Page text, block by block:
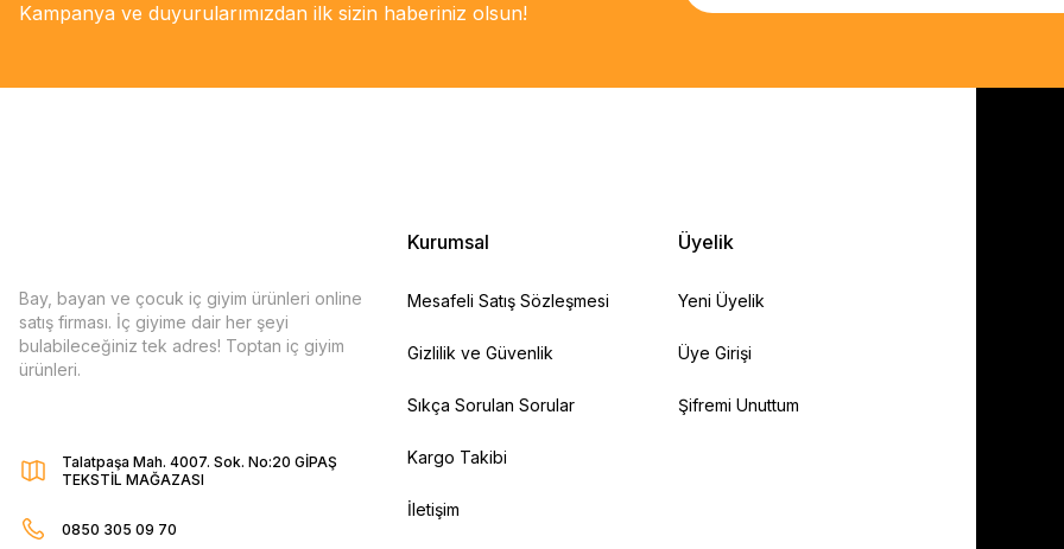
Kampanya ve duyurularımızdan ilk sizin haberiniz olsun!
Bay, bayan ve çocuk iç giyim ürünleri online
satış firması. İç giyime dair her şeyi
bulabileceğiniz tek adres! Toptan iç giyim
ürünleri.
Talatpaşa Mah. 4007. Sok. No:20 GİPAŞ
TEKSTİL MAĞAZASI
0850 305 09 70
Kurumsal
Mesafeli Satış Sözleşmesi
Gizlilik ve Güvenlik
Sıkça Sorulan Sorular
Kargo Takibi
İletişim
Üyelik
Yeni Üyelik
Üye Girişi
Şifremi Unuttum